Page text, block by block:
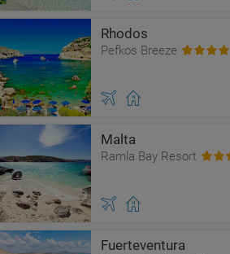
Rhodos
Pefkos Breeze
Malta
Ramla Bay Resort
Fuerteventura